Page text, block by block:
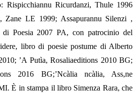
Rispicchiannu Ricurdanzi, Thule 1996
Zane LE 1999; Assapurannu Silenzi ,
di Poesia 2007 PA, con patrocinio del
libro di poesie postume di Alberto
’A Putìa, Rosaliaeditions 2010 BG;
2016 BG;’Ncàlia ncàlia, Ass,ne
Ѐ in stampa il libro Simenza Rara, che